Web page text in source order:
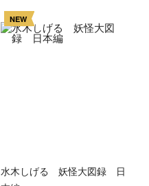
NEW
水木しげる 妖怪大図録 日